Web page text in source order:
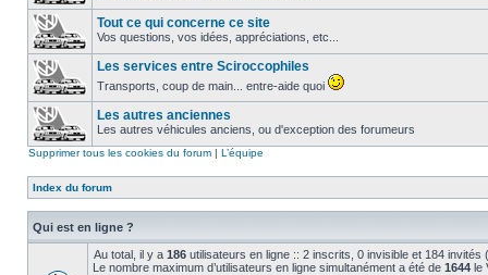
Tout ce qui concerne ce site
Vos questions, vos idées, appréciations, etc...
Les services entre Sciroccophiles
Transports, coup de main... entre-aide quoi
Les autres anciennes
Les autres véhicules anciens, ou d'exception des forumeurs
Supprimer tous les cookies du forum | L’équipe
Index du forum
Qui est en ligne ?
Au total, il y a 186 utilisateurs en ligne :: 2 inscrits, 0 invisible et 184
Le nombre maximum d’utilisateurs en ligne simultanément a été de 1644 le